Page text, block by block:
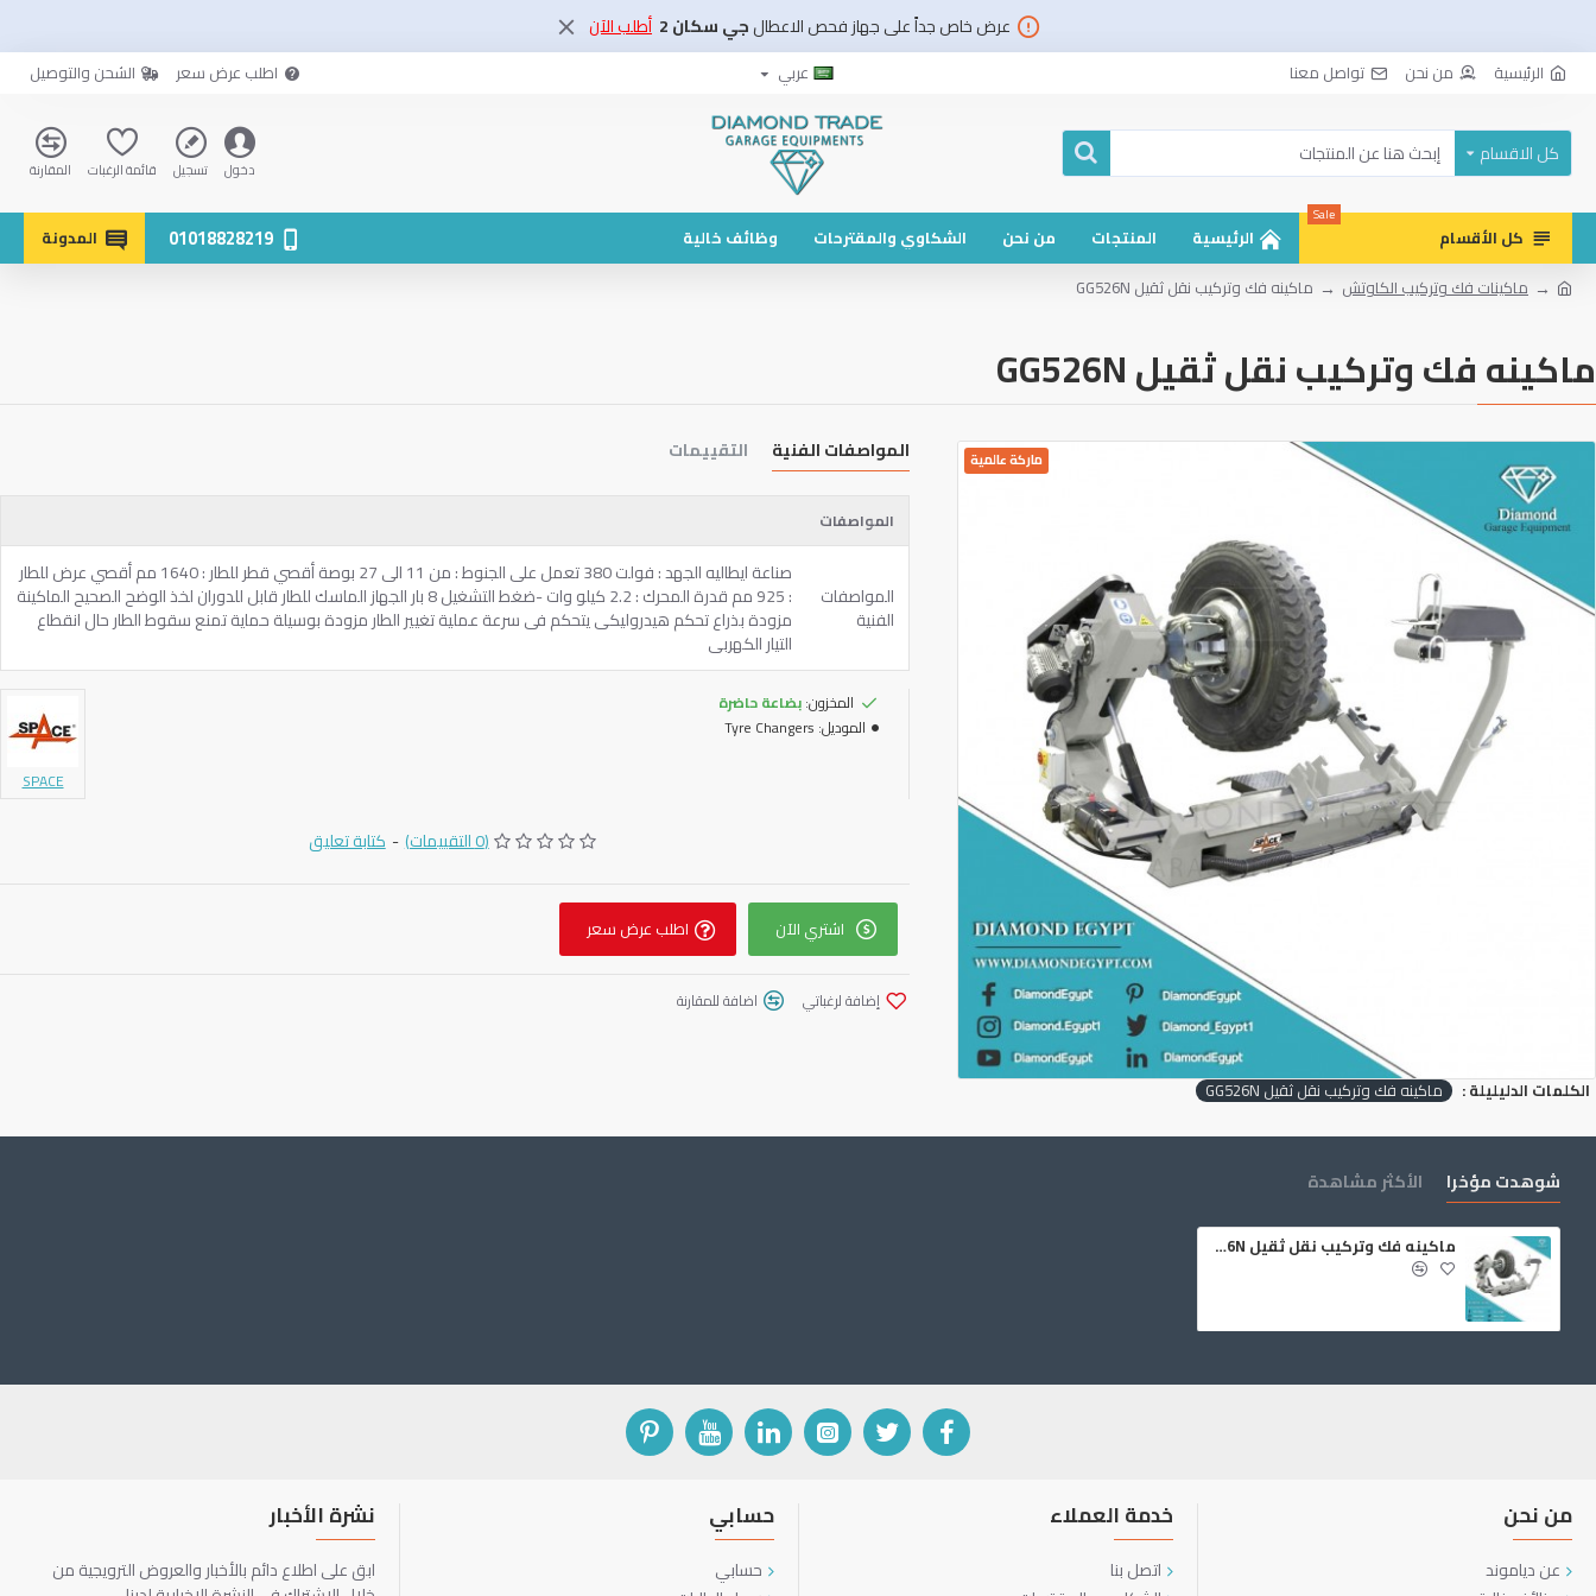
عرض خاص جداً على جهاز فحص الاعطالجي سكان 2 أطلب الآن
الرئيسية من نحن تواصل معنا عربي اطلب عرض سعر الشحن والتوصيل
كل الاقسام
دخول تسجيل قائمة الرغبات المقارنة
كل الأقسام
Sale
الرئيسية المنتجات من نحن الشكاوي والمقترحات وظائف خالية 01018828219
المدونة
ماكينات فك وتركيب الكاوتش
ماكينه فك وتركيب نقل ثقيل GG526N
ماكينه فك وتركيب نقل ثقيل GG526N
ماركة عالمية المواصفات الفنية التقييمات
المواصفات
المواصفات
الفنية
صناعة ايطاليه الجهد : فولت 380 تعمل على الجنوط : من 11 الى 27 بوصة أقصي قطر للطار : 1640 مم أقصي عرض للطار
: 925 مم قدرة المحرك : 2.2 كيلو وات -ضغط التشغيل 8 بار الجهاز الماسك للطار قابل للدوران لخذ الوضح الصحيح الماكينة
مزودة بذراع تحكم هيدروليكى يتحكم فى سرعة عملية تغيير الطار مزودة بوسيلة حماية تمنع سقوط الطار حال انقطاع
التيار الكهربى
المخزون:بضاعة حاضرة
الموديل: Tyre Changers
SPACE
(0 التقييمات) - كتابة تعليق
اشتري الآن اطلب عرض سعر
إضافة لرغباتي اضافة للمقارنة
الكلمات الدليليلة : ماكينه فك وتركيب نقل ثقيل GG526N
شوهدت مؤخرا الأكثر مشاهدة
ماكينه فك وتركيب نقل ثقيل GG526N
من نحن
عن دياموند
خدمة العملاء
اتصل بنا
حسابي
حسابي
نشرة الأخبار
ابق على اطلاع دائم بالأخبار والعروض الترويجية من